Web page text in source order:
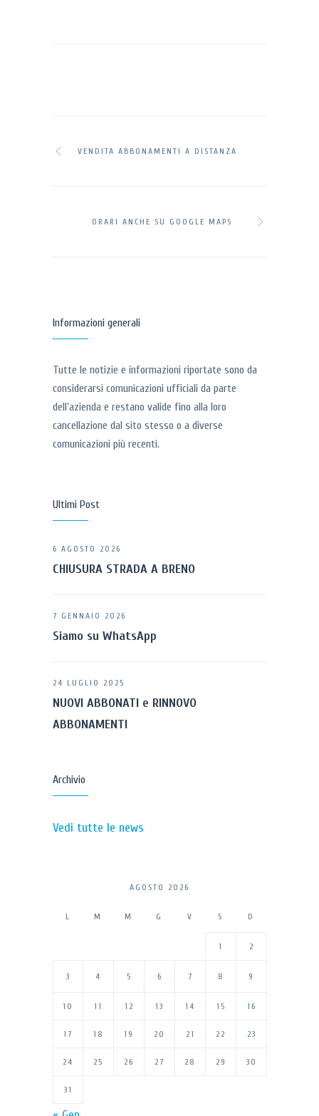
VENDITA ABBONAMENTI A DISTANZA
ORARI ANCHE SU GOOGLE MAPS
Informazioni generali
Tutte le notizie e informazioni riportate sono da
considerarsi comunicazioni ufficiali da parte
dell’azienda e restano valide fino alla loro
cancellazione dal sito stesso o a diverse
comunicazioni più recenti.
Ultimi Post
6 AGOSTO 2026
CHIUSURA STRADA A BRENO
7 GENNAIO 2026
Siamo su WhatsApp
24 LUGLIO 2025
NUOVI ABBONATI e RINNOVO
ABBONAMENTI
Archivio
Vedi tutte le news
AGOSTO 2026
L M M G V S D
1 2
3 4 5 6 7 8 9
10 11 12 13 14 15 16
17 18 19 20 21 22 23
24 25 26 27 28 29 30
31